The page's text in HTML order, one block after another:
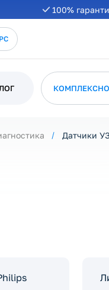
100%
Датчики